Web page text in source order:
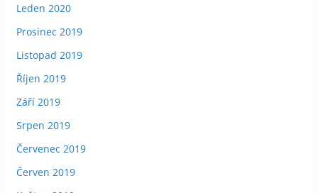
Leden 2020
Prosinec 2019
Listopad 2019
Říjen 2019
Září 2019
Srpen 2019
Červenec 2019
Červen 2019